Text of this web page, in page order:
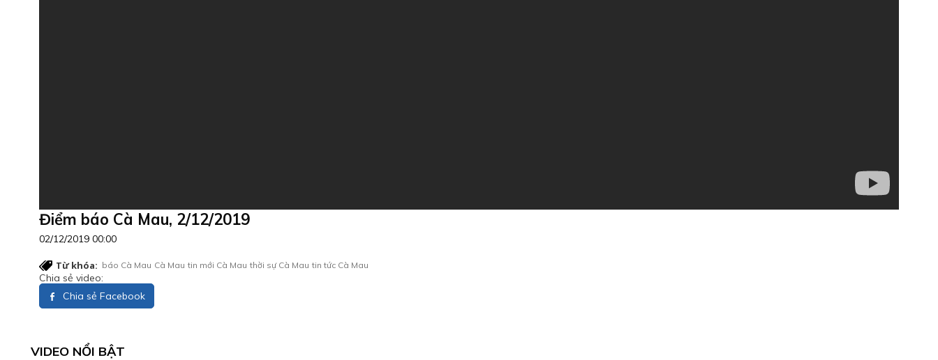
Điểm báo Cà Mau, 2/12/2019
02/12/2019 00:00
Từ khóa: báo Cà Mau Cà Mau tin mới Cà Mau thời sự Cà Mau tin tức Cà Mau
Chia sẻ video:
Chia sẻ Facebook
VIDEO NỔI BẬT